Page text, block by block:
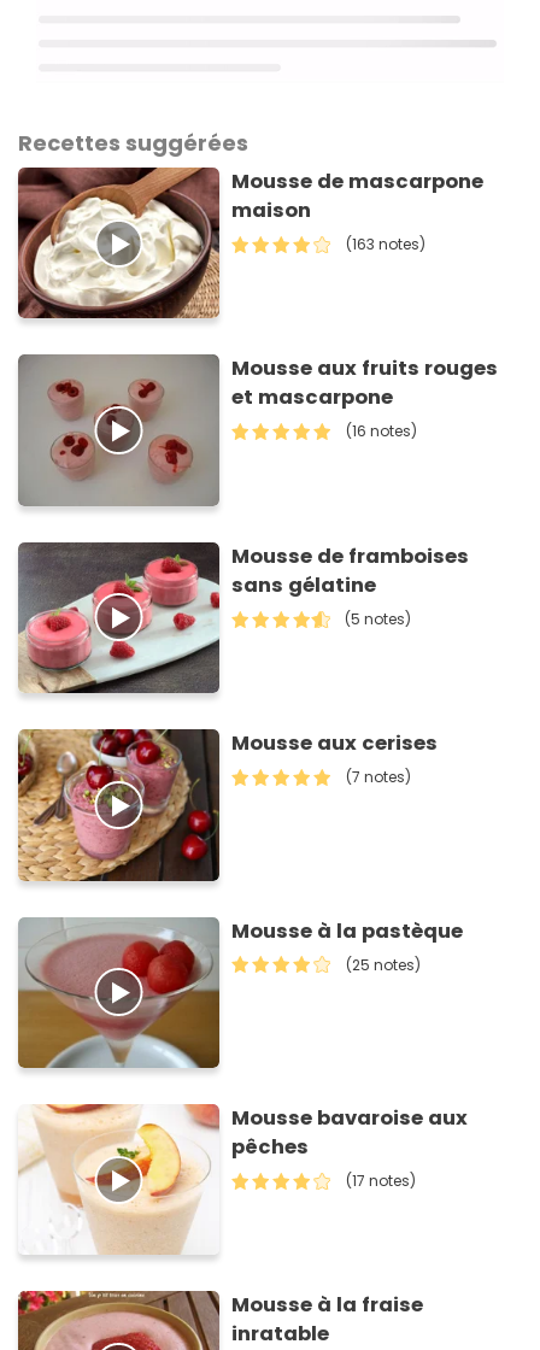
Recettes suggérées
Mousse de mascarpone
maison
(163 notes)
Mousse aux fruits rouges
et mascarpone
(16 notes)
Mousse de framboises
sans gélatine
(5 notes)
Mousse aux cerises
(7 notes)
Mousse à la pastèque
(25 notes)
Mousse bavaroise aux
pêches
(17 notes)
Mousse à la fraise
inratable